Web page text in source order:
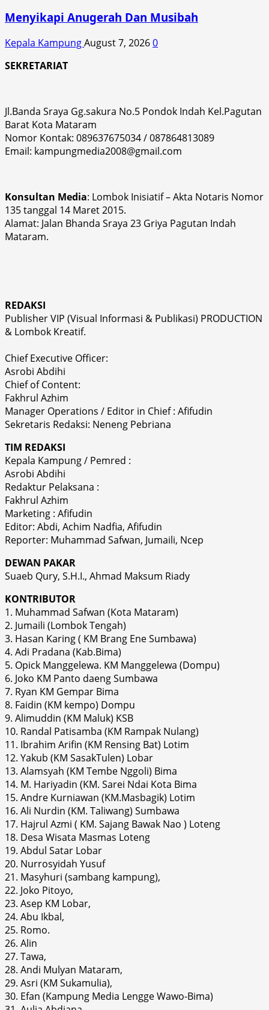
Menyikapi Anugerah Dan Musibah
Kepala KampungAugust 7, 20260
SEKRETARIAT
Jl.Banda Sraya Gg.sakura No.5 Pondok Indah Kel.Pagutan
Barat Kota Mataram
Nomor Kontak: 089637675034 / 087864813089
Email: kampungmedia2008@gmail.com
Konsultan Media: Lombok Inisiatif – Akta Notaris Nomor
135 tanggal 14 Maret 2015.
Alamat: Jalan Bhanda Sraya 23 Griya Pagutan Indah
Mataram.
REDAKSI
Publisher VIP (Visual Informasi & Publikasi) PRODUCTION
& Lombok Kreatif.
Chief Executive Officer:
Asrobi Abdihi
Chief of Content:
Fakhrul Azhim
Manager Operations / Editor in Chief : Afifudin
Sekretaris Redaksi: Neneng Pebriana
TIM REDAKSI
Kepala Kampung / Pemred :
Asrobi Abdihi
Redaktur Pelaksana :
Fakhrul Azhim
Marketing : Afifudin
Editor: Abdi, Achim Nadfia, Afifudin
Reporter: Muhammad Safwan, Jumaili, Ncep
DEWAN PAKAR
Suaeb Qury, S.H.I., Ahmad Maksum Riady
KONTRIBUTOR
1. Muhammad Safwan (Kota Mataram)
2. Jumaili (Lombok Tengah)
3. Hasan Karing ( KM Brang Ene Sumbawa)
4. Adi Pradana (Kab.Bima)
5. Opick Manggelewa. KM Manggelewa (Dompu)
6. Joko KM Panto daeng Sumbawa
7. Ryan KM Gempar Bima
8. Faidin (KM kempo) Dompu
9. Alimuddin (KM Maluk) KSB
10. Randal Patisamba (KM Rampak Nulang)
11. Ibrahim Arifin (KM Rensing Bat) Lotim
12. Yakub (KM SasakTulen) Lobar
13. Alamsyah (KM Tembe Nggoli) Bima
14. M. Hariyadin (KM. Sarei Ndai Kota Bima
15. Andre Kurniawan (KM.Masbagik) Lotim
16. Ali Nurdin (KM. Taliwang) Sumbawa
17. Hajrul Azmi ( KM. Sajang Bawak Nao ) Loteng
18. Desa Wisata Masmas Loteng
19. Abdul Satar Lobar
20. Nurrosyidah Yusuf
21. Masyhuri (sambang kampung),
22. Joko Pitoyo,
23. Asep KM Lobar,
24. Abu Ikbal,
25. Romo.
26. Alin
27. Tawa,
28. Andi Mulyan Mataram,
29. Asri (KM Sukamulia),
30. Efan (Kampung Media Lengge Wawo-Bima)